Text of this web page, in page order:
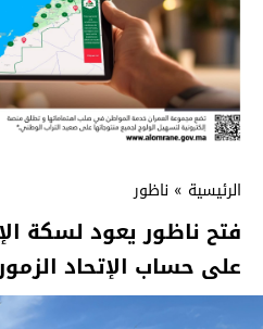
الرئيسية » ناظور
فتح ناظور يعود لسكة
على حساب الإتحاد